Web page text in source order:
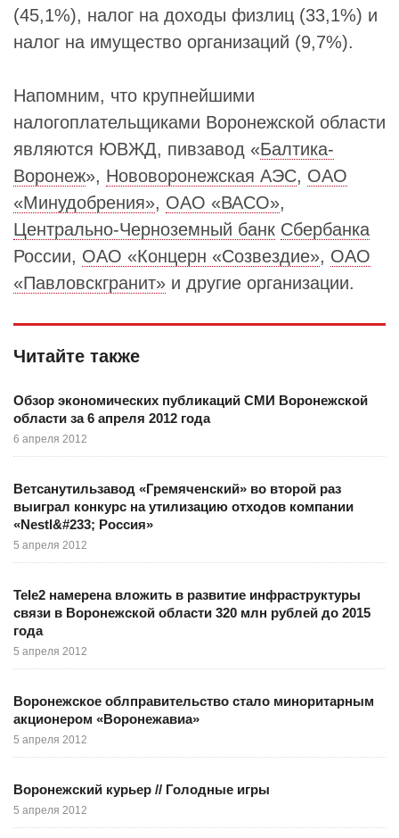
(45,1%), налог на доходы физлиц (33,1%) и
налог на имущество организаций (9,7%).
Напомним, что крупнейшими
налогоплательщиками Воронежской области
являются ЮВЖД, пивзавод «Балтика-
Воронеж», Нововоронежская АЭС, ОАО
«Минудобрения», ОАО «ВАСО»,
Центрально-Черноземный банк Сбербанка
России, ОАО «Концерн «Созвездие», ОАО
«Павловскгранит» и другие организации.
Читайте также
Обзор экономических публикаций СМИ Воронежской
области за 6 апреля 2012 года
6 апреля 2012
Ветсанутильзавод «Гремяченский» во второй раз
выиграл конкурс на утилизацию отходов компании
«Nestl&#233; Россия»
5 апреля 2012
Tele2 намерена вложить в развитие инфраструктуры
связи в Воронежской области 320 млн рублей до 2015
года
5 апреля 2012
Воронежское облправительство стало миноритарным
акционером «Воронежавиа»
5 апреля 2012
Воронежский курьер // Голодные игры
5 апреля 2012